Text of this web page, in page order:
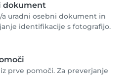
dokument
a uradni osebni dokument in
identifikacije s fotografijo.
prve pomoči. Za preverjanje